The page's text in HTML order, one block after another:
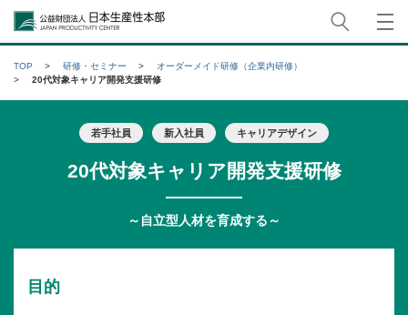
公益財団法人日本生産性本部
TOP 研修・セミナー
オーダーメイド研修（企業内研修）
20代対象キャリア開発支援研修
若手社員 新入社員 キャリアデザイン
20代対象キャリア開発支援研修
～自立型人材を育成する～
目的